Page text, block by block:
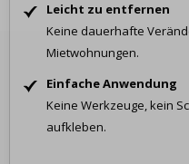
Leicht zu entfernen
Keine dauerhafte
Mietwohnungen.
Einfache Anwendung
Keine Werkzeuge, kein
aufkleben.